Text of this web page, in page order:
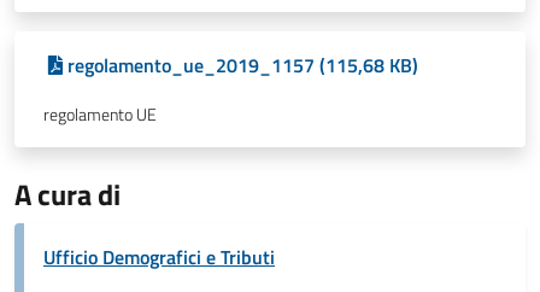
regolamento_ue_2019_1157 (115,68 KB)
regolamento UE
A cura di
Ufficio Demografici e Tributi